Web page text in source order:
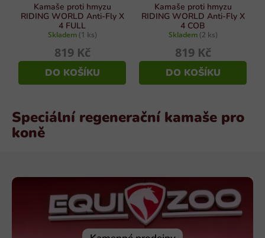
Kamaše proti hmyzu
RIDING WORLD Anti-Fly X
4 FULL
Skladem (1 ks)
819 Kč
DO KOŠÍKU
Kamaše proti hmyzu
RIDING WORLD Anti-Fly X
4 COB
Skladem (2 ks)
819 Kč
DO KOŠÍKU
Speciální regenerační kamaše pro
koně